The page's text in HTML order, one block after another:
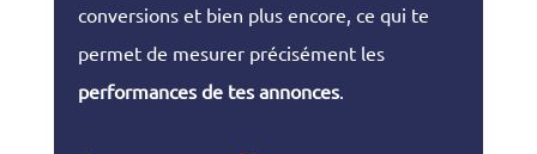
conversions et bien plus encore, ce qui te
permet de mesurer précisément les
performances de tes annonces.